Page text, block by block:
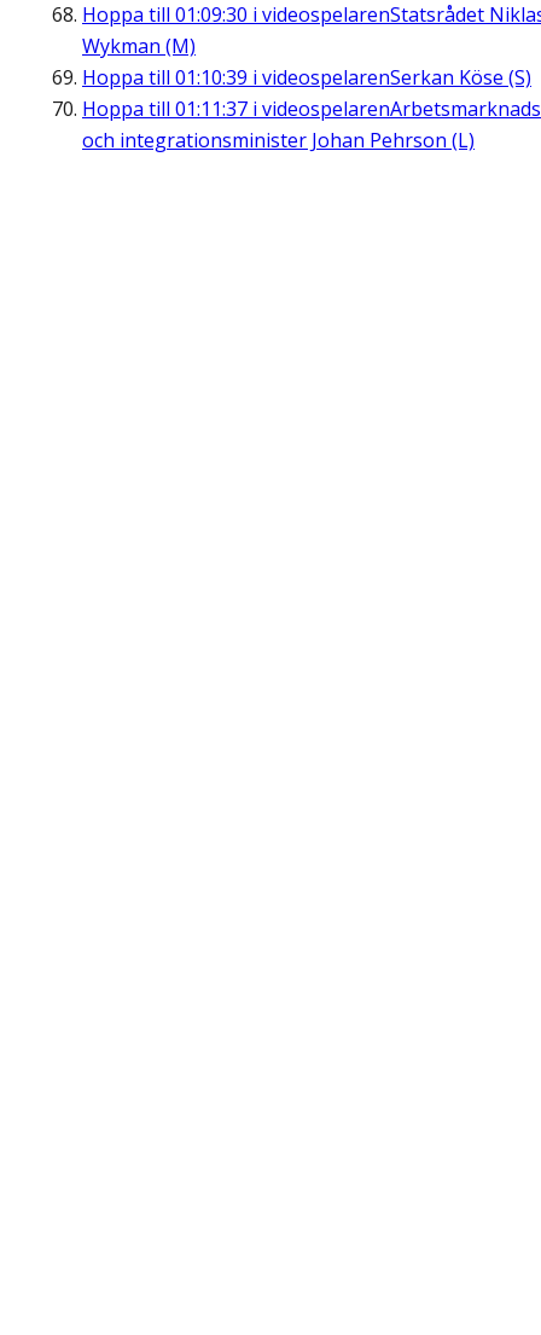
Hoppa till 01:09:30 i videospelarenStatsrådet
Wykman (M)
Hoppa till 01:10:39 i videospelarenSerkan Köse (S)
Hoppa till 01:11:37 i videospelaren
och integrationsminister Johan Pehrson (L)